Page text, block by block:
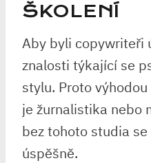
ŠKOLENÍ
Aby byli copywriteři
znalosti týkající se
stylu. Proto
je žurnalistika nebo
bez tohoto studia
úspěšně.